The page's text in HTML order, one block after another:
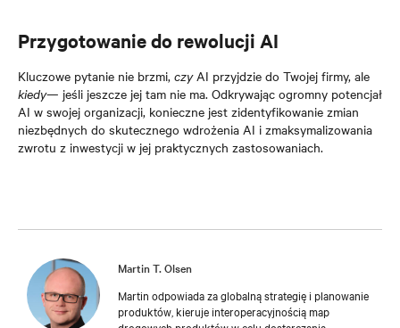
Przygotowanie do rewolucji AI
Kluczowe pytanie nie brzmi, czyAI przyjdzie do Twojej firmy, ale
kiedy— jeśli jeszcze jej tam nie ma. Odkrywając ogromny potencjał
AI w swojej organizacji, konieczne jest zidentyfikowanie zmian
niezbędnych do skutecznego wdrożenia AI i zmaksymalizowania
zwrotu z inwestycji w jej praktycznych zastosowaniach.
Martin T. Olsen
Martin odpowiada za globalną strategię i planowanie
produktów, kieruje interoperacyjnością map